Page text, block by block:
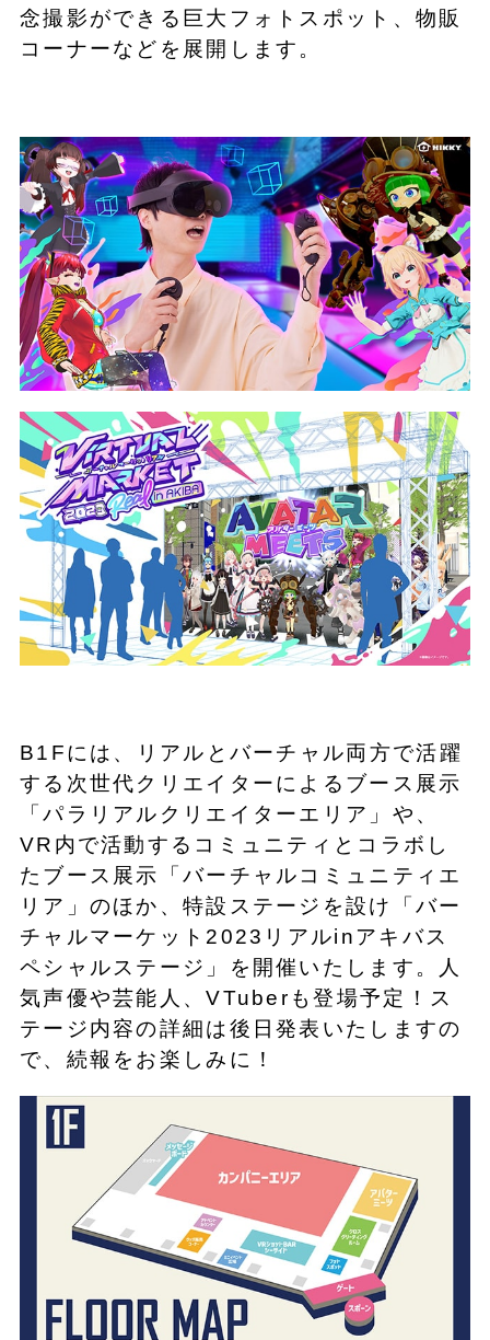
念撮影ができる巨大フォトスポット、物販
コーナーなどを展開します。
B1Fには、リアルとバーチャル両方で活躍
する次世代クリエイターによるブース展示
「パラリアルクリエイターエリア」や、
VR内で活動するコミュニティとコラボし
たブース展示「バーチャルコミュニティエ
リア」のほか、特設ステージを設け「バー
チャルマーケット2023リアルinアキバス
ペシャルステージ」を開催いたします。人
気声優や芸能人、VTuberも登場予定！ス
テージ内容の詳細は後日発表いたしますの
で、続報をお楽しみに！